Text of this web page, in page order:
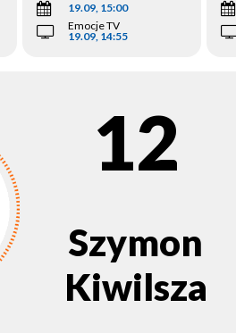
19.09, 15:00
Emocje TV
19.09, 14:55
12
Szymon
Kiwilsza